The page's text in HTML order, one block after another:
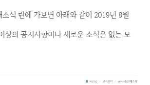
식 란에 가보면 아래와 같이 2019년 8월
상의 공지사항이나 새로운 소식은 없는 모